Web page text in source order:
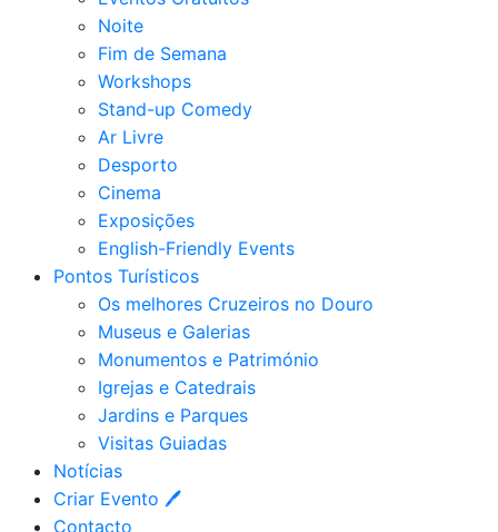
Noite
Fim de Semana
Workshops
Stand-up Comedy
Ar Livre
Desporto
Cinema
Exposições
English-Friendly Events
Pontos Turísticos
Os melhores Cruzeiros no Douro​
Museus e Galerias
Monumentos e Património
Igrejas e Catedrais
Jardins e Parques
Visitas Guiadas
Notícias
Criar Evento 🖊
Contacto